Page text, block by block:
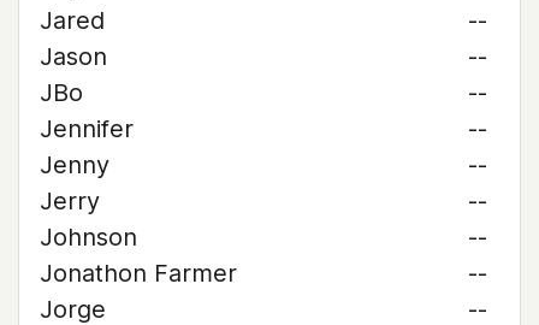
Jared
--
Jason
--
JBo
--
Jennifer
--
Jenny
--
Jerry
--
Johnson
--
Jonathon Farmer
--
Jorge
--